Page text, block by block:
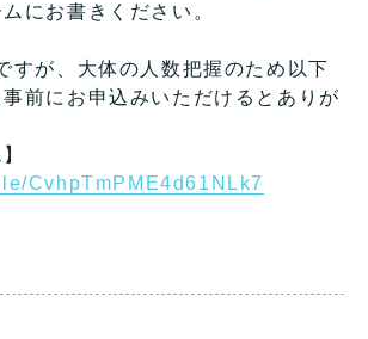
にお書きください。
すが、大体の人数把握のため以下
前にお申込みいただけるとありが
CvhpTmPME4d61NLk7